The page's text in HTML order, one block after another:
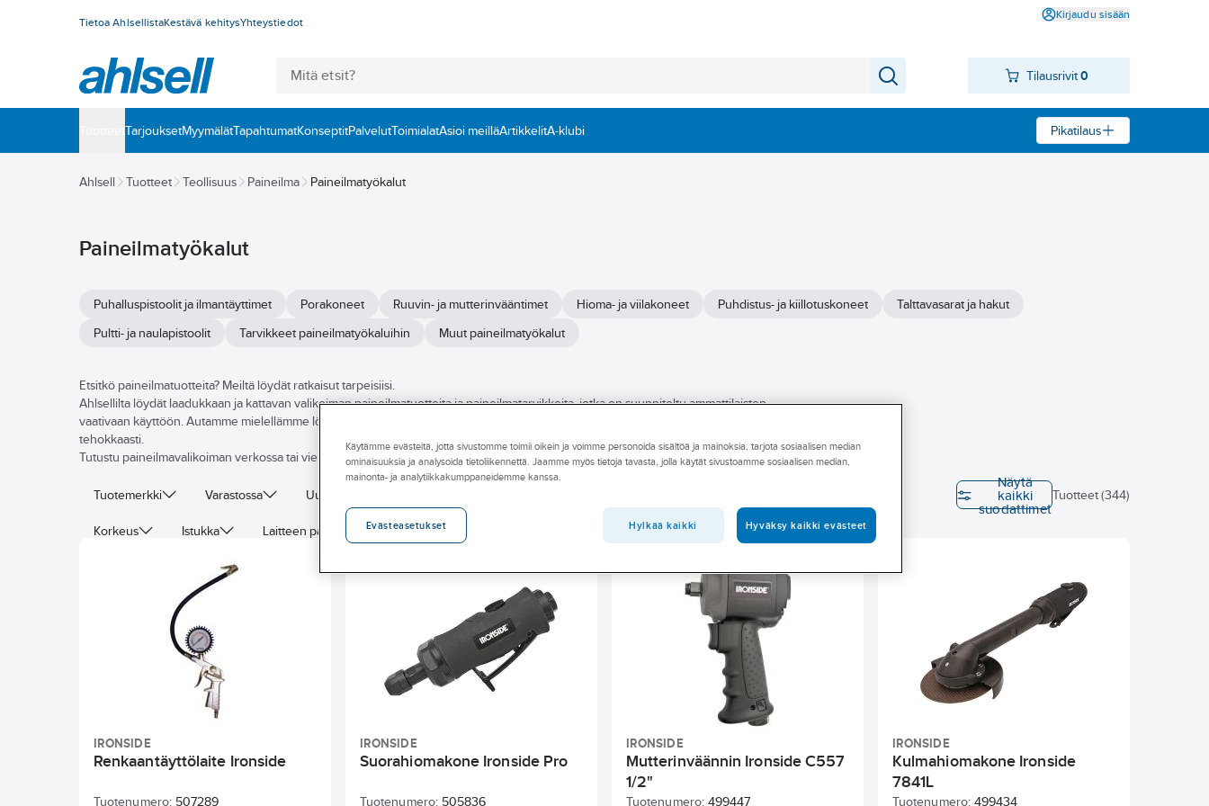
Tietoa AhlsellistaKestävä kehitysYhteystiedot
Kirjaudu sisään
Tilausrivit0
‎TarjouksetMyymälätTapahtumatKonseptitPalvelutToimialatAsioi meilläArtikkelitA-klubi Pikatilaus
Ahlsell Tuotteet Teollisuus Paineilma Paineilmatyökalut
Paineilmatyökalut
Puhalluspistoolit ja ilmantäyttimet Porakoneet Ruuvin- ja mutterinvääntimet Hioma- ja viilakoneet Puhdistus- ja kiillotuskoneet
Talttavasarat ja hakut
Pultti- ja naulapistoolit
Tarvikkeet paineilmatyökaluihin Muut paineilmatyökalut
Etsitkö paineilmatuotteita? Meiltä löydät ratkaisut tarpeisiisi.
Ahlsellilta löydät laadukkaan ja kattavan valikoiman paineilmatuotteita ja paineilmatarvikkeita, jotka on suunniteltu ammattilaisten
vaativaan käyttöön. Autamme mielellämme löytämään oikean kokonaisuuden, jotta voit toteuttaa työsi laadukkaasti ja
tehokkaasti.
Tutustu paineilmavalikoiman verkossa tai vieraile lähimmässä Ahlsell-myymälässä.
Tuotemerkki Varastossa Uudet tuotteet
Korkeus Istukka Laitteen paino Tarvittava ilmamäärä Ilman sisäänotto, laite Tyhjäkäynnin kierrosluku
Värähtelyarvo
Näytä
kaikki
suodattimet
Tuotteet (344)
IRONSIDE
Renkaantäyttölaite Ironside
Tuotenumero: 507289
IRONSIDE
Suorahiomakone Ironside Pro
Tuotenumero: 505836
IRONSIDE
Mutterinväännin Ironside C557
1/2"
Tuotenumero: 499447
IRONSIDE
Kulmahiomakone Ironside
7841L
Tuotenumero: 499434
Käytämme evästeitä, jotta sivustomme toimii oikein ja voimme personoida sisältöä ja mainoksia, tarjota sosiaalisen median
ominaisuuksia ja analysoida tietoliikennettä. Jaamme myös tietoja tavasta, jolla käytät sivustoamme sosiaalisen median,
mainonta- ja analytiikkakumppaneidemme kanssa.
Evästeasetukset Hylkää kaikki Hyväksy kaikki evästeet